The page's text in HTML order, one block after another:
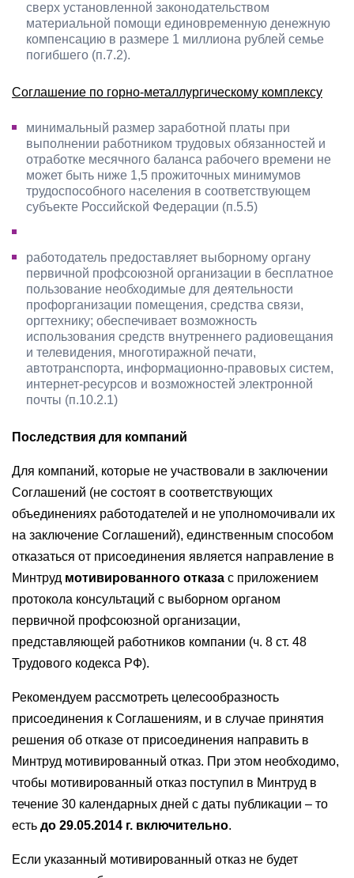
сверх установленной законодательством
материальной помощи единовременную денежную
компенсацию в размере 1 миллиона рублей семье
погибшего (п.7.2).
Соглашение по горно-металлургическому комплексу
минимальный размер заработной платы при
выполнении работником трудовых обязанностей и
отработке месячного баланса рабочего времени не
может быть ниже 1,5 прожиточных минимумов
трудоспособного населения в соответствующем
субъекте Российской Федерации (п.5.5)
работодатель предоставляет выборному органу
первичной профсоюзной организации в бесплатное
пользование необходимые для деятельности
профорганизации помещения, средства связи,
оргтехнику; обеспечивает возможность
использования средств внутреннего радиовещания
и телевидения, многотиражной печати,
автотранспорта, информационно-правовых систем,
интернет-ресурсов и возможностей электронной
почты (п.10.2.1)
Последствия для компаний
Для компаний, которые не участвовали в заключении
Соглашений (не состоят в соответствующих
объединениях работодателей и не уполномочивали их
на заключение Соглашений), единственным способом
отказаться от присоединения является направление в
Минтруд мотивированного отказа с приложением
протокола консультаций с выборном органом
первичной профсоюзной организации,
представляющей работников компании (ч. 8 ст. 48
Трудового кодекса РФ).
Рекомендуем рассмотреть целесообразность
присоединения к Соглашениям, и в случае принятия
решения об отказе от присоединения направить в
Минтруд мотивированный отказ. При этом необходимо,
чтобы мотивированный отказ поступил в Минтруд в
течение 30 календарных дней с даты публикации – то
есть до 29.05.2014 г. включительно.
Если указанный мотивированный отказ не будет